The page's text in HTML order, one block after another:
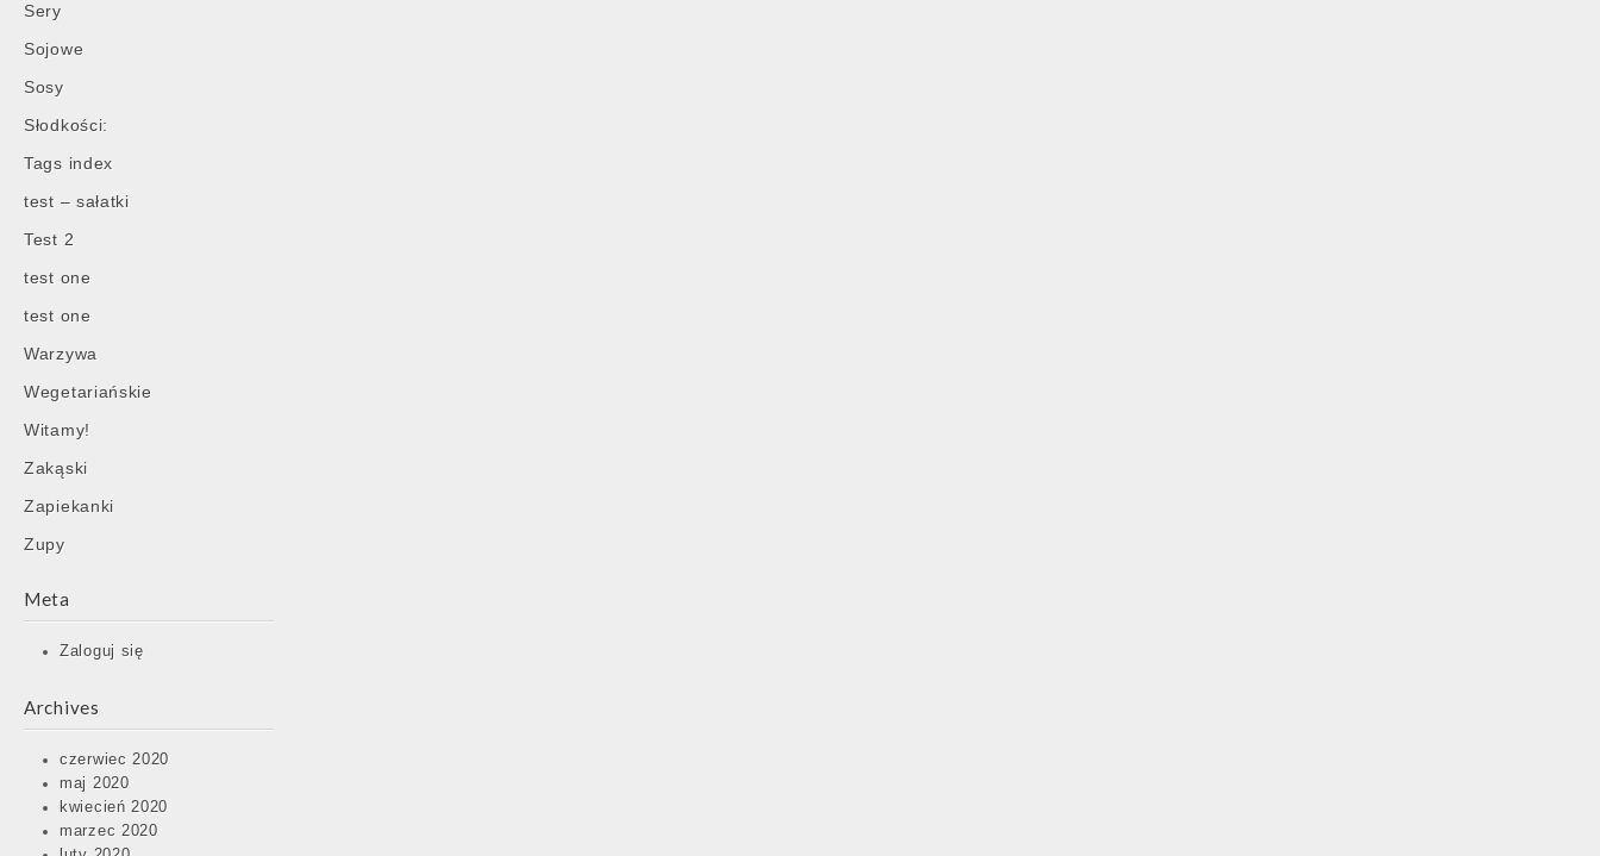
Sery
Sojowe
Sosy
Słodkości:
Tags index
test – sałatki
Test 2
test one
test one
Warzywa
Wegetariańskie
Witamy!
Zakąski
Zapiekanki
Zupy
Meta
Zaloguj się
Archives
czerwiec 2020
maj 2020
kwiecień 2020
marzec 2020